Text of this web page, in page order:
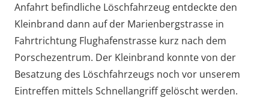
Anfahrt befindliche Löschfahrzeug entdeckte den
Kleinbrand dann auf der Marienbergstrasse in
Fahrtrichtung Flughafenstrasse kurz nach dem
Porschezentrum. Der Kleinbrand konnte von der
Besatzung des Löschfahrzeugs noch vor unserem
Eintreffen mittels Schnellangriff gelöscht werden.